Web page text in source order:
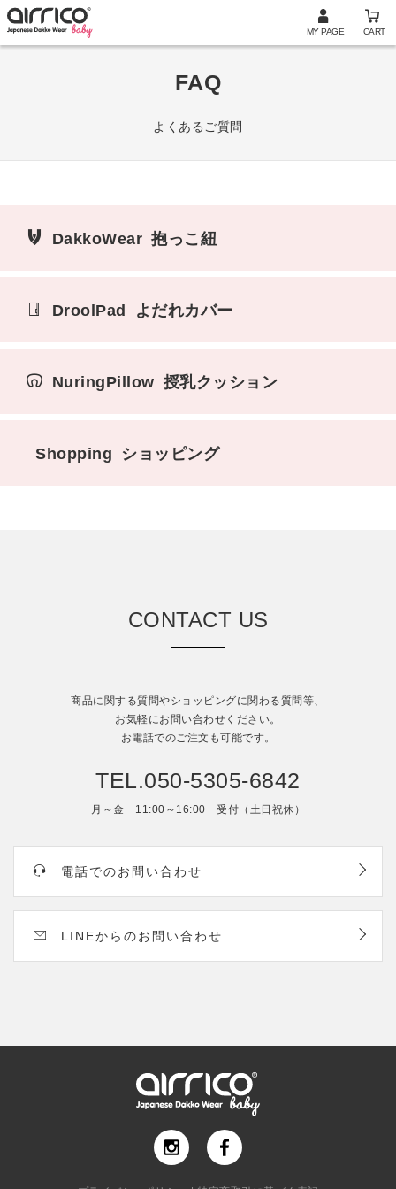
MY PAGE CART
FAQ
よくあるご質問
DakkoWear 抱っこ紐
DroolPad よだれカバー
NuringPillow 授乳クッション
Shopping ショッピング
CONTACT US
商品に関する質問やショッピングに関わる質問等、
お気軽にお問い合わせください。
お電話でのご注文も可能です。
TEL.050-5305-6842
月～金 11:00～16:00 受付（土日祝休）
電話でのお問い合わせ
LINEからのお問い合わせ